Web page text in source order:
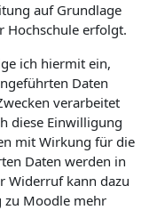
auf Grundlage
Hochschule erfolgt.
ich hiermit ein,
Daten
verarbeitet
diese Einwilligung
mit Wirkung für die
Daten werden in
Widerruf kann dazu
zu Moodle mehr